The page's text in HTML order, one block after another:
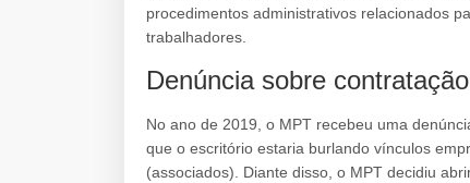
procedimentos administrativos relacionados
trabalhadores.
Denúncia sobre
No ano de 2019, o MPT recebeu uma
que o escritório estaria burlando vínculos
(associados). Diante disso, o MPT decidiu